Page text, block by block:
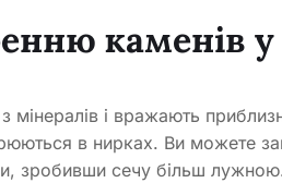
каменів у
мінералів і вражають
в нирках. Ви можете
зробивши сечу більш